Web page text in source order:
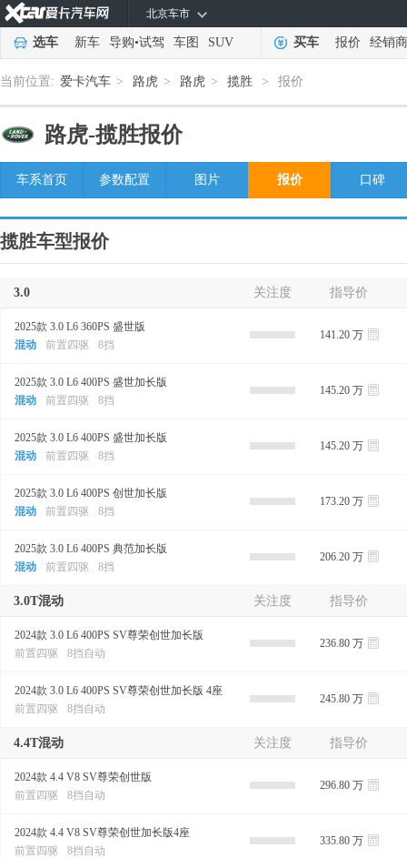
北京车市
选车 新车 导购•试驾 车图 SUV 买车 报价 经销商
当前位置: 爱卡汽车 > 路虎 > 路虎 > 揽胜 > 报价
路虎-揽胜报价
车系首页 参数配置 图片 报价 口碑
揽胜车型报价
3.0 关注度 指导价
2025款 3.0 L6 360PS 盛世版
混动
前置四驱 8挡
141.20 万
2025款 3.0 L6 400PS 盛世加长版
混动
前置四驱 8挡
145.20 万
2025款 3.0 L6 400PS 盛世加长版
混动
前置四驱 8挡
145.20 万
2025款 3.0 L6 400PS 创世加长版
混动
前置四驱 8挡
173.20 万
2025款 3.0 L6 400PS 典范加长版
混动
前置四驱 8挡
206.20 万
3.0T混动 关注度 指导价
2024款 3.0 L6 400PS SV尊荣创世加长版
前置四驱
8挡自动
236.80 万
2024款 3.0 L6 400PS SV尊荣创世加长版 4座
前置四驱
8挡自动
245.80 万
4.4T混动 关注度 指导价
2024款 4.4 V8 SV尊荣创世版
前置四驱
8挡自动
296.80 万
2024款 4.4 V8 SV尊荣创世加长版4座
前置四驱
8挡自动
335.80 万